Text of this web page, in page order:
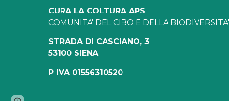
CURA LA COLTURA APS
COMUNITA' DEL CIBO E DELLA BIODIVERSITA'
STRADA DI CASCIANO, 3
53100 SIENA
P IVA 01556310520